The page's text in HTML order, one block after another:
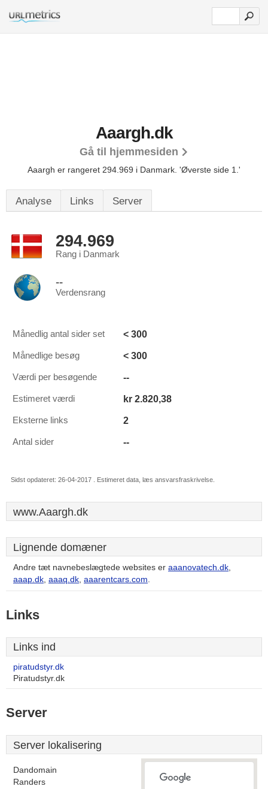
Aaargh.dk
Gå til hjemmesiden
Aaargh er rangeret 294.969 i Danmark. 'Øverste side 1.'
Analyse Links Server
294.969
Rang i Danmark
--
Verdensrang
Månedlig antal sider set < 300
Månedlige besøg < 300
Værdi per besøgende --
Estimeret værdi kr 2.820,38
Eksterne links 2
Antal sider --
Sidst opdateret: 26-04-2017 . Estimeret data, læs ansvarsfraskrivelse.
www.Aaargh.dk
Lignende domæner
Andre tæt navnebeslægtede websites er aaanovatech.dk,
aaap.dk, aaaq.dk, aaarentcars.com.
Links
Links ind
piratudstyr.dk
Piratudstyr.dk
Server
Server lokalisering
Dandomain
Randers